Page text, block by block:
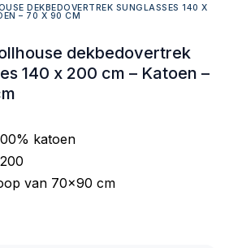
DEKBEDOVERTREK SUNGLASSES 140 X
– 70 X 90 CM
dekbedovertrek
140 x 200 cm – Katoen –
katoen
van 70×90 cm